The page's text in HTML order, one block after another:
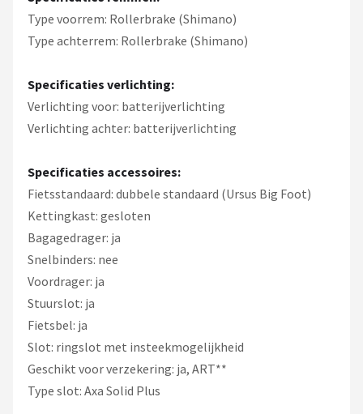
Type voorrem: Rollerbrake (Shimano)
Type achterrem: Rollerbrake (Shimano)
Specificaties verlichting:
Verlichting voor: batterijverlichting
Verlichting achter: batterijverlichting
Specificaties accessoires:
Fietsstandaard: dubbele standaard (Ursus Big Foot)
Kettingkast: gesloten
Bagagedrager: ja
Snelbinders: nee
Voordrager: ja
Stuurslot: ja
Fietsbel: ja
Slot: ringslot met insteekmogelijkheid
Geschikt voor verzekering: ja, ART**
Type slot: Axa Solid Plus